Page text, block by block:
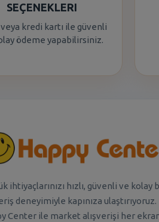
SEÇENEKLERI
kredi kartı ile güvenli
ödeme yapabilirsiniz.
ihtiyaçlarınızı hızlı, güvenli ve kolay
deneyimiyle kapınıza ulaştırıyoruz.
Center ile market alışverişi her